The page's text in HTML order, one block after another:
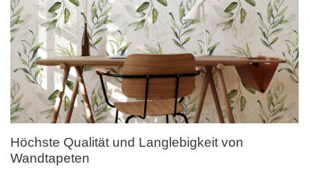
Höchste Qualität und Langlebigkeit von
Wandtapeten